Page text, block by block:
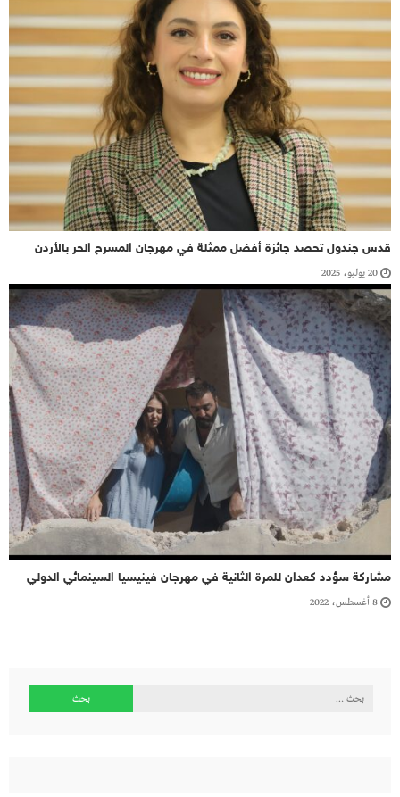
قدس جندول تحصد جائزة أفضل ممثلة في مهرجان المسرح الحر بالأردن
20 يوليو، 2025
مشاركة سؤدد كعدان للمرة الثانية في مهرجان فينيسيا السينمائي الدولي
8 أغسطس، 2022
البحث